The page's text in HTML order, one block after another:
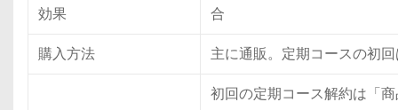
効果
合
購入方法
主に通販。定期コースの初
初回の定期コース解約は「